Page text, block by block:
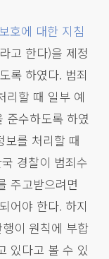
호에 대한 지침
고 한다)을 제정
록 하였다. 범죄
리할 때 일부 예
준수하도록 하였
보를 처리할 때
경찰이 범죄수
주고받으려면
어야 한다. 하지
이 원칙에 부합
있다고 볼 수 있